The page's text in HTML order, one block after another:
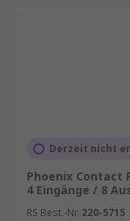
Derzeit nicht
Phoenix Contact
4 Eingänge / 8
RS Best.-Nr. 220-5715